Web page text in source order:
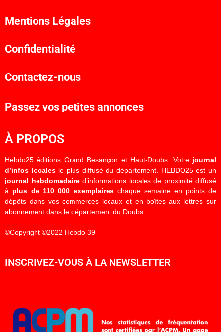
Mentions Légales
Confidentialité
Contactez-nous
Passez vos petites annonces
À PROPOS
Hebdo25 éditions Grand Besançon et Haut-Doubs. Votre journal
d’infos localesle plus diffusé du département. HEBDO25 est un
journal hebdomadaired’informations locales de proximité diffusé
à plus de 110 000 exemplaireschaque semaine en points de
dépôts dans vos commerces locaux et en boîtes aux lettres sur
abonnement dans le département du Doubs.
©Copyright ©2022 Hebdo 39
INSCRIVEZ-VOUS À LA NEWSLETTER